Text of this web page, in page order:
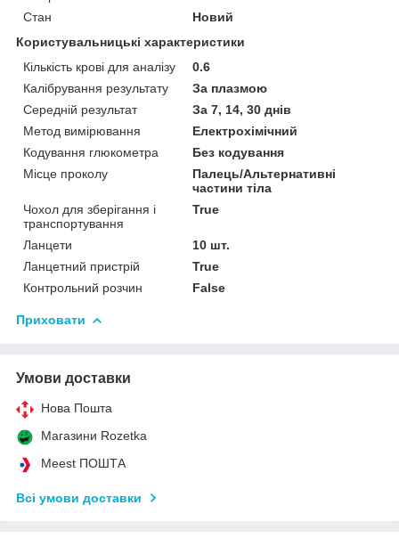
Стан
Новий
Користувальницькі характеристики
Кількість крові для аналізу
0.6
Калібрування результату
За плазмою
Середній результат
За 7, 14, 30 днів
Метод вимірювання
Електрохімічний
Кодування глюкометра
Без кодування
Місце проколу
Палець/Альтернативні
частини тіла
Чохол для зберігання і
транспортування
True
Ланцети
10 шт.
Ланцетний пристрій
True
Контрольний розчин
False
Приховати
Умови доставки
Нова Пошта
Магазини Rozetka
Meest ПОШТА
Всі умови доставки